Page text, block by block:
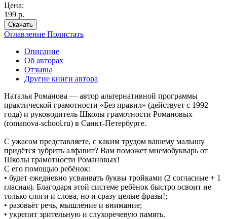
Цена:
199 р.
Скачать
Оглавление Полистать
Описание
Об авторах
Отзывы
Другие книги автора
Наталья Романова — автор альтернативной программы
практической грамотности «Без правил» (действует с 1992
года) и руководитель Школы грамотности Романовых
(romanova-school.ru) в Санкт-Петербурге.
С ужасом представляете, с каким трудом вашему малышу
придётся зубрить алфавит? Вам поможет мнемобукварь от
Школы грамотности Романовых!
С его помощью ребёнок:
• будет ежедневно усваивать буквы тройками (2 согласные + 1
гласная). Благодаря этой системе ребёнок быстро освоит не
только слоги и слова, но и сразу целые фразы!;
• разовьёт речь, мышление и внимание;
• укрепит зрительную и слухоречевую память.